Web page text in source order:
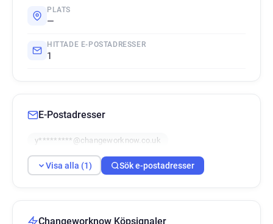
PLATS
—
HITTADE E-POSTADRESSER
1
E-Postadresser
y*********@changeworknow.co.uk
Visa alla (1) Sök e-postadresser
Changeworknow Köpsignaler